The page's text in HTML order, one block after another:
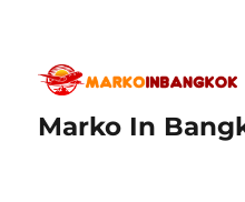
Marko In